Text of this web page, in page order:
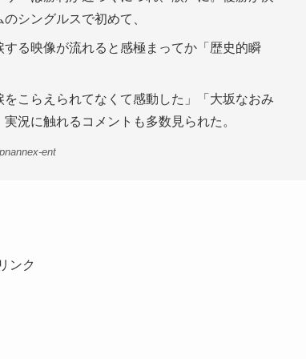
シングルスで初めて、
る映像が流れると感極まってか「歴史的瞬
こらえられてなくて感動した」「大坂なおみ
況に触れるコメントも多数見られた。
ent
ンク